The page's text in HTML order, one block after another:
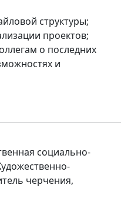
структуры;
проектов;
о последних
и
социально-
черчения,